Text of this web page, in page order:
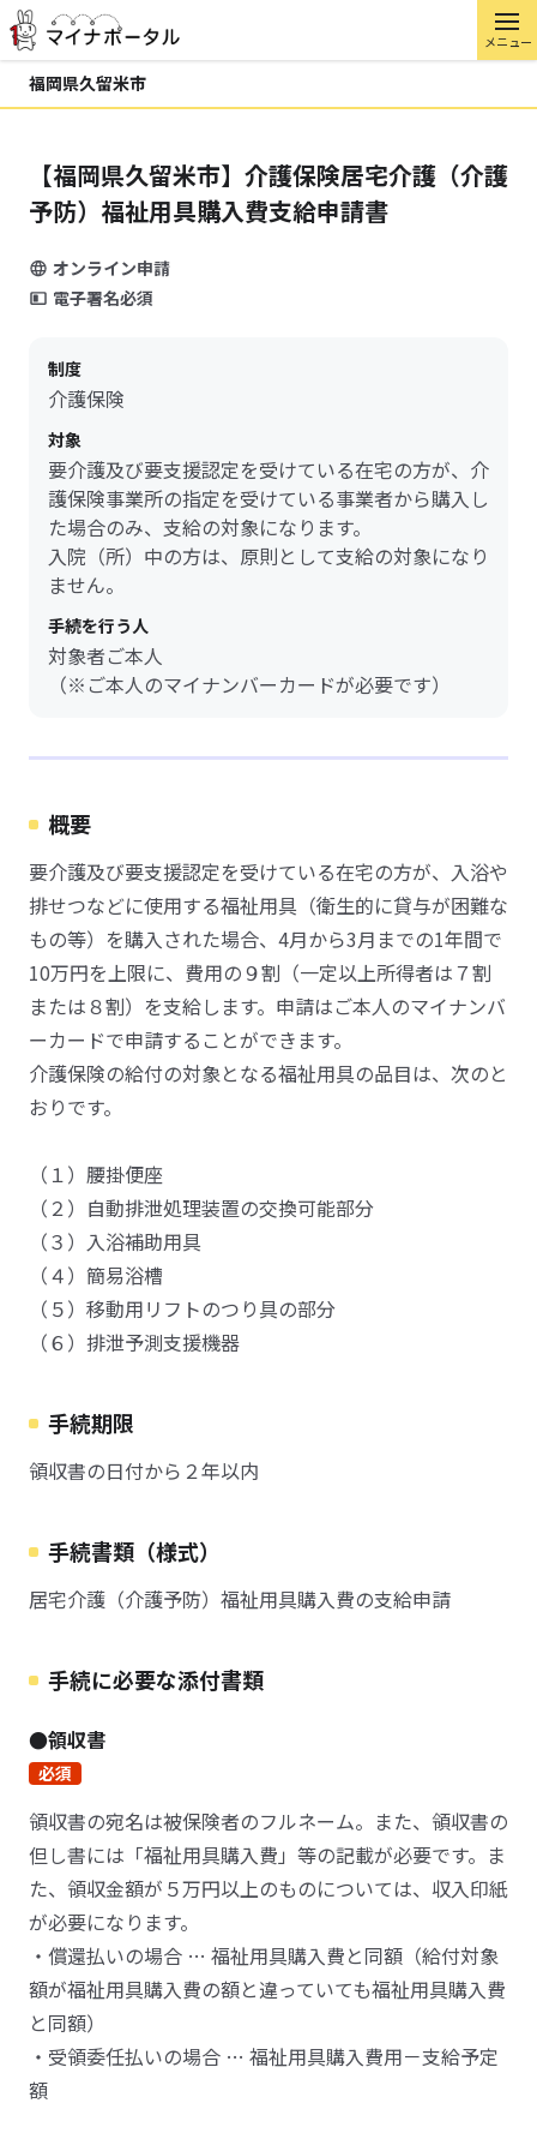
メニュー
福岡県久留米市
【福岡県久留米市】介護保険居宅介護（介護
予防）福祉用具購入費支給申請書
オンライン申請
電子署名必須
制度
介護保険
対象
要介護及び要支援認定を受けている在宅の方が、介
護保険事業所の指定を受けている事業者から購入し
た場合のみ、支給の対象になります。
入院（所）中の方は、原則として支給の対象になり
ません。
手続を行う人
対象者ご本人
（※ご本人のマイナンバーカードが必要です）
概要
要介護及び要支援認定を受けている在宅の方が、入浴や
排せつなどに使用する福祉用具（衛生的に貸与が困難な
もの等）を購入された場合、4月から3月までの1年間で
10万円を上限に、費用の９割（一定以上所得者は７割
または８割）を支給します。申請はご本人のマイナンバ
ーカードで申請することができます。
介護保険の給付の対象となる福祉用具の品目は、次のと
おりです。
（１）腰掛便座
（２）自動排泄処理装置の交換可能部分
（３）入浴補助用具
（４）簡易浴槽
（５）移動用リフトのつり具の部分
（６）排泄予測支援機器
手続期限
領収書の日付から２年以内
手続書類（様式）
居宅介護（介護予防）福祉用具購入費の支給申請
手続に必要な添付書類
●領収書
必須
領収書の宛名は被保険者のフルネーム。また、領収書の
但し書には「福祉用具購入費」等の記載が必要です。ま
た、領収金額が５万円以上のものについては、収入印紙
が必要になります。
・償還払いの場合 … 福祉用具購入費と同額（給付対象
額が福祉用具購入費の額と違っていても福祉用具購入費
と同額）
・受領委任払いの場合 … 福祉用具購入費用－支給予定
額